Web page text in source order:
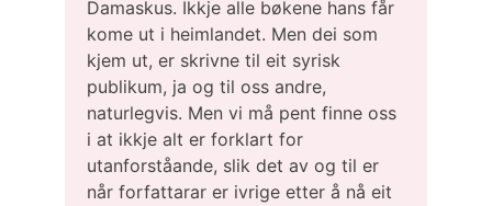
Damaskus. Ikkje alle bøkene hans får
kome ut i heimlandet. Men dei som
kjem ut, er skrivne til eit syrisk
publikum, ja og til oss andre,
naturlegvis. Men vi må pent finne oss
i at ikkje alt er forklart for
utanforståande, slik det av og til er
når forfattarar er ivrige etter å nå eit